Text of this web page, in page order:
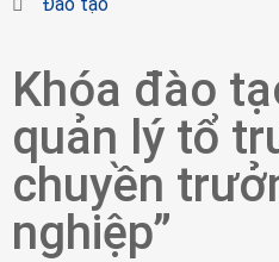
Khóa đào
quản lý tổ
chuyền
nghiệp”